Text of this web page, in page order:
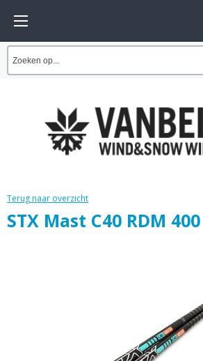
Terug naar overzicht
STX Mast C40 RDM 400